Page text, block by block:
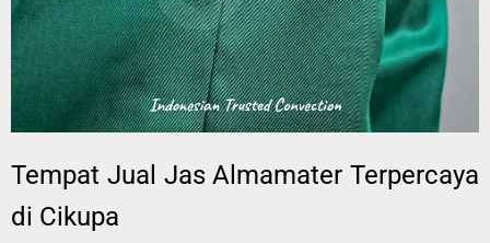
Tempat Jual Jas Almamater Terpercaya
di Cikupa